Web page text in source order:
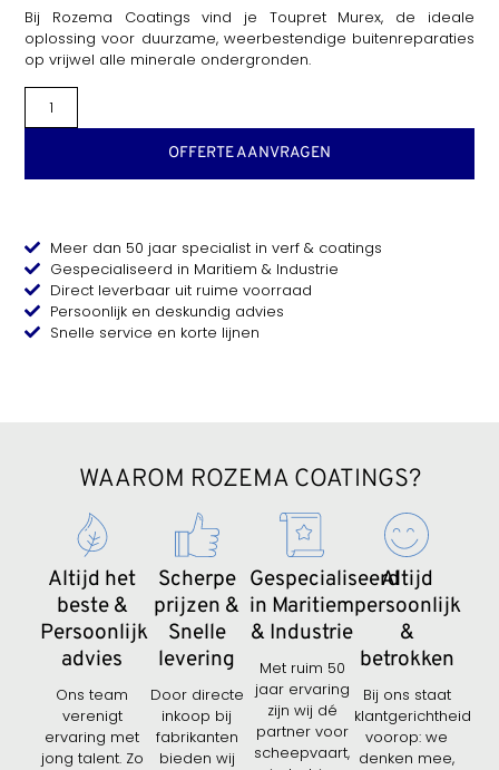
Bij Rozema Coatings vind je Toupret Murex, de ideale
oplossing voor duurzame, weerbestendige buitenreparaties
op vrijwel alle minerale ondergronden.
OFFERTE AANVRAGEN
Meer dan 50 jaar specialist in verf & coatings
Gespecialiseerd in Maritiem & Industrie
Direct leverbaar uit ruime voorraad
Persoonlijk en deskundig advies
Snelle service en korte lijnen
WAAROM ROZEMA COATINGS?
Altijd het
beste &
Persoonlijk
advies
Ons team
verenigt
ervaring met
jong talent. Zo
Scherpe
prijzen &
Snelle
levering
Door directe
inkoop bij
fabrikanten
bieden wij
Gespecialiseerd
in Maritiem
& Industrie
Met ruim 50
jaar ervaring
zijn wij dé
partner voor
scheepvaart,
Altijd
persoonlijk
&
betrokken
Bij ons staat
klantgerichtheid
voorop: we
denken mee,